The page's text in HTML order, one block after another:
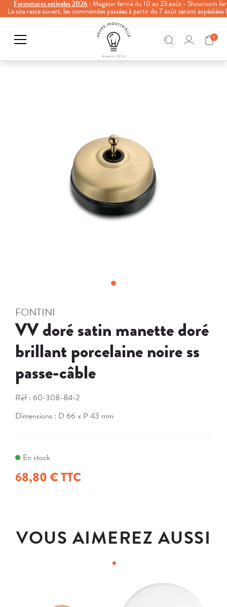
FONTINI
VV doré satin manette doré
brillant porcelaine noire ss
passe-câble
Réf : 60-308-84-2
Dimensions : D 66 x P 43 mm
En stock
68,80 € TTC
VOUS AIMEREZ AUSSI
Fermetures estivales 2026 : Magasin fermé du 10 au 23 août - Showroom
Le site reste ouvert, les commandes passées à partir du 7 août seront
1